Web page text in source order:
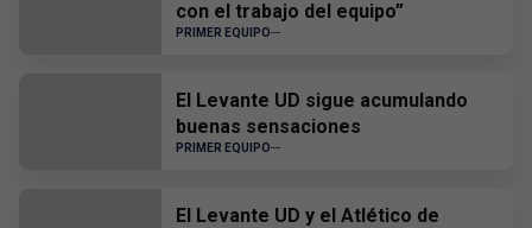
con el trabajo del equipo”
PRIMER EQUIPO
El Levante UD sigue acumulando
buenas sensaciones
PRIMER EQUIPO
El Levante UD y el Atlético de